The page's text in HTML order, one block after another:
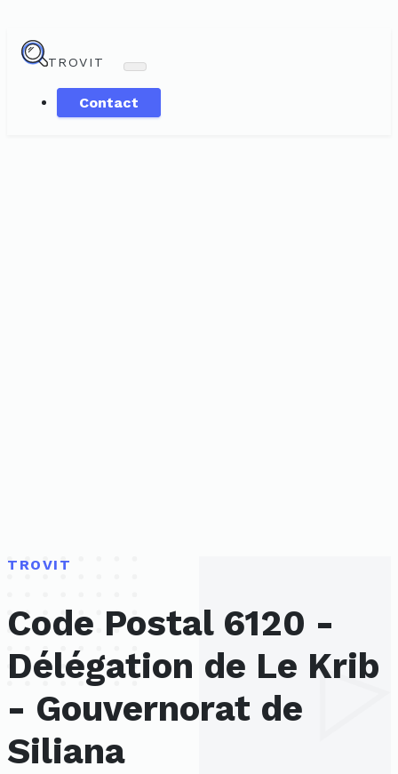
TROVIT
Contact
TROVIT
Code Postal 6120 -
Délégation de Le Krib
- Gouvernorat de
Siliana